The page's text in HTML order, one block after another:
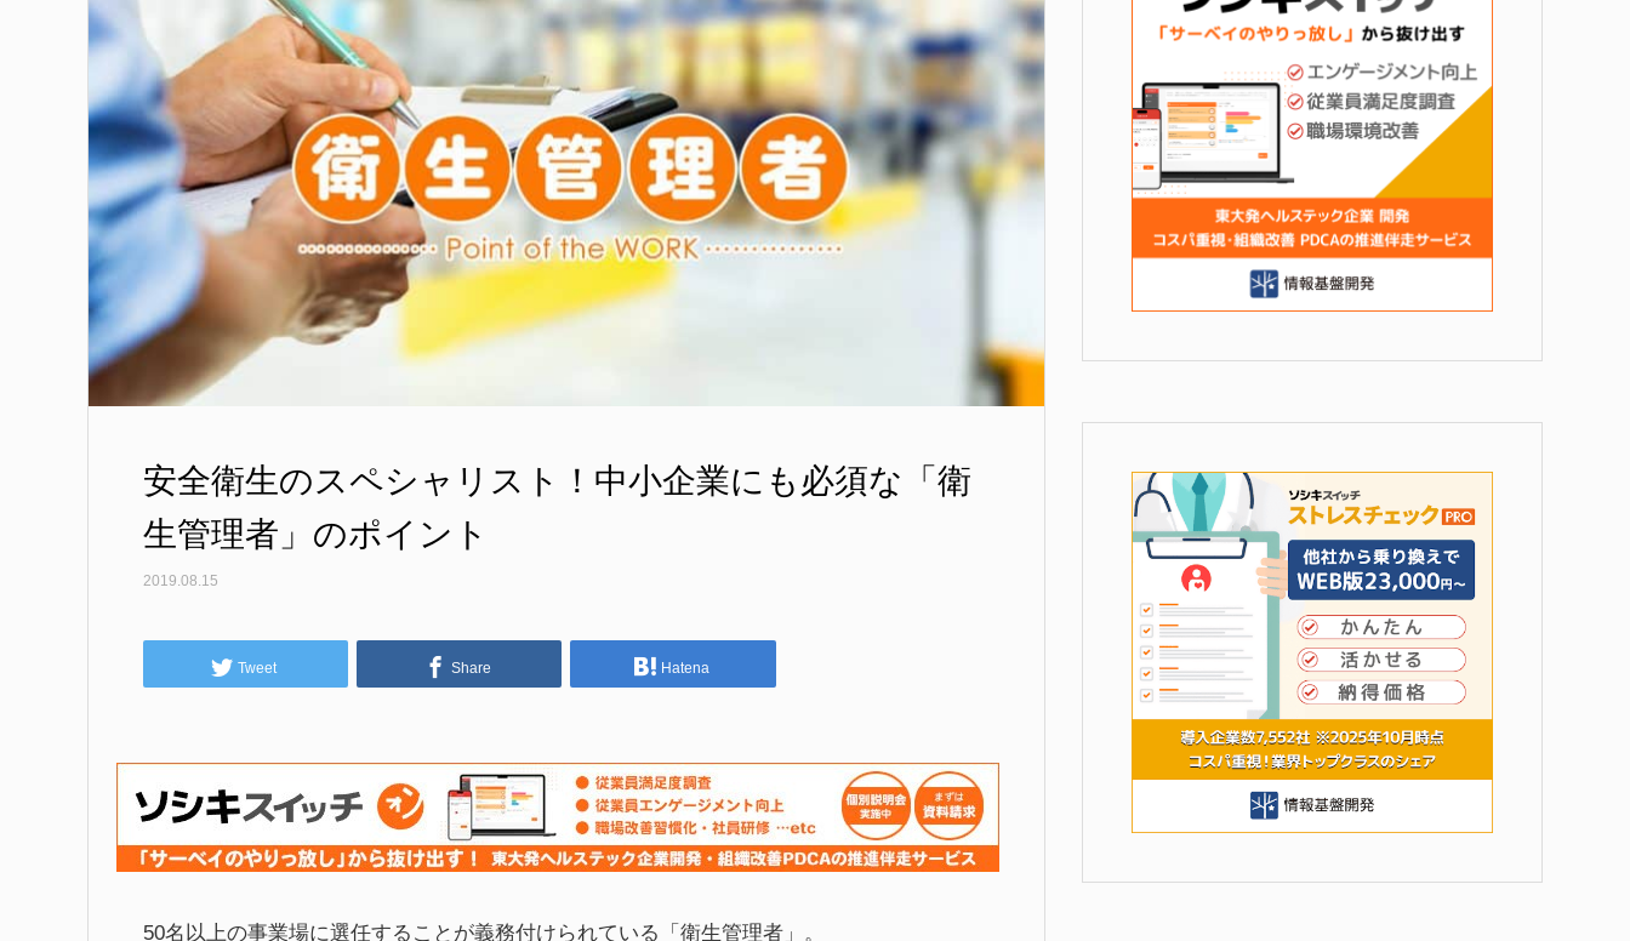
安全衛生のスペシャリスト！中小企業にも必須な「衛
生管理者」のポイント
2019.08.15
Tweet Share Hatena
50名以上の事業場に選任することが義務付けられている「衛生管理者」。